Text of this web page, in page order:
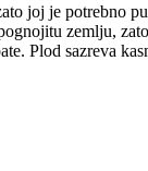
joj je potrebno
zemlju,
Plod sazreva